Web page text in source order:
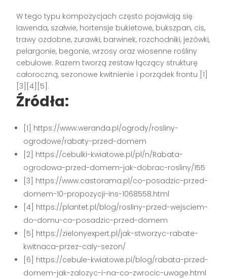
W tego typu kompozycjach często pojawiają się
lawenda, szałwie, hortensje bukietowe, bukszpan, cis,
trawy ozdobne, żurawki, barwinek, rozchodniki, jeżówki,
pelargonie, begonie, wrzosy oraz wiosenne rośliny
cebulowe. Razem tworzą zestaw łączący strukturę
całoroczną, sezonowe kwitnienie i porządek frontu [1]
[3][4][5].
Źródła:
[1] https://www.weranda.pl/ogrody/rosliny-
ogrodowe/rabaty-przed-domem
[2] https://cebulki-kwiatowe.pl/pl/n/Rabata-
ogrodowa-przed-domem-jak-dobrac-rosliny/155
[3] https://www.castorama.pl/co-posadzic-przed-
domem-10-propozycji-ins-1068558.html
[4] https://plantet.pl/blog/rosliny-przed-wejsciem-
do-domu-co-posadzic-przed-domem
[5] https://zielonyexpert.pl/jak-stworzyc-rabate-
kwitnaca-przez-caly-sezon/
[6] https://cebule-kwiatowe.pl/blog/rabata-przed-
domem-jak-zalozyc-i-na-co-zwrocic-uwage.html